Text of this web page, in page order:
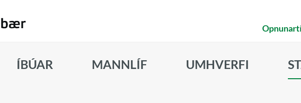
ÍBÚAR MANNLÍF UMHVERFI